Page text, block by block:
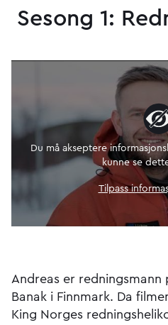
Sesong 1:
Du må akseptere
kunne se
Tilpass
Andreas er redningsmann
Banak i Finnmark. Da
King Norges